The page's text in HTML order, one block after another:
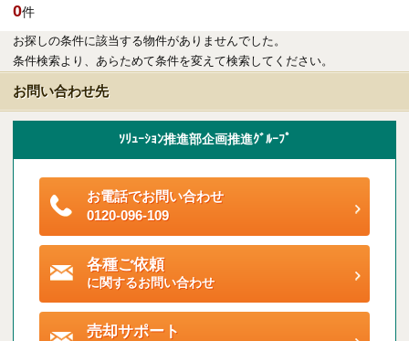
0件
お探しの条件に該当する物件がありませんでした。
条件検索より、あらためて条件を変えて検索してください。
お問い合わせ先
ｿﾘｭｰｼｮﾝ推進部企画推進ｸﾞﾙｰﾌﾟ
お電話でお問い合わせ
0120-096-109
各種ご依頼
に関するお問い合わせ
売却サポート
受託販売システム
新着物件お知らせメールに登録
ご契約後アンケートのご案内
各種特典制度のご案内